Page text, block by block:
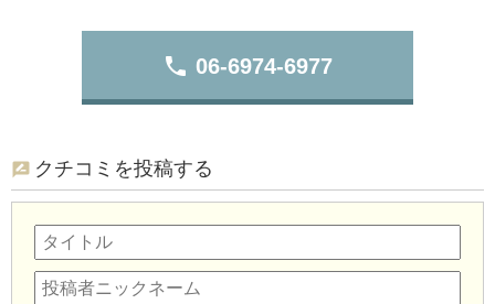
phone 06-6974-6977
クチコミを投稿する